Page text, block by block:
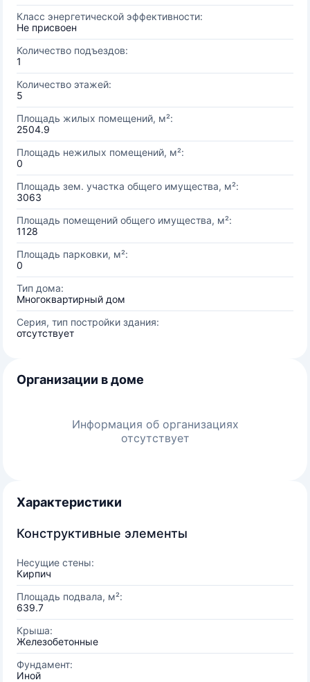
Класс энергетической эффективности:
Не присвоен
Количество подъездов:
1
Количество этажей:
5
Площадь жилых помещений, м²:
2504.9
Площадь нежилых помещений, м²:
0
Площадь зем. участка общего имущества, м²:
3063
Площадь помещений общего имущества, м²:
1128
Площадь парковки, м²:
0
Тип дома:
Многоквартирный дом
Серия, тип постройки здания:
отсутствует
Организации в доме
Информация об организациях
отсутствует
Характеристики
Конструктивные элементы
Несущие стены:
Кирпич
Площадь подвала, м²:
639.7
Крыша:
Железобетонные
Фундамент:
Иной